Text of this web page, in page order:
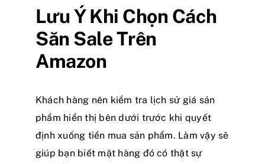
Lưu Ý Khi Chọn Cách
Săn Sale Trên
Amazon
Khách hàng nên kiểm tra lịch sử giá sản
phẩm hiển thị bên dưới trước khi quyết
định xuống tiền mua sản phẩm. Làm vậy sẽ
giúp bạn biết mặt hàng đó có thật sự